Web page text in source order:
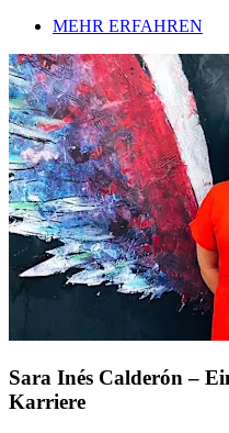
MEHR ERFAHREN
Sara Inés Calderón –
Karriere